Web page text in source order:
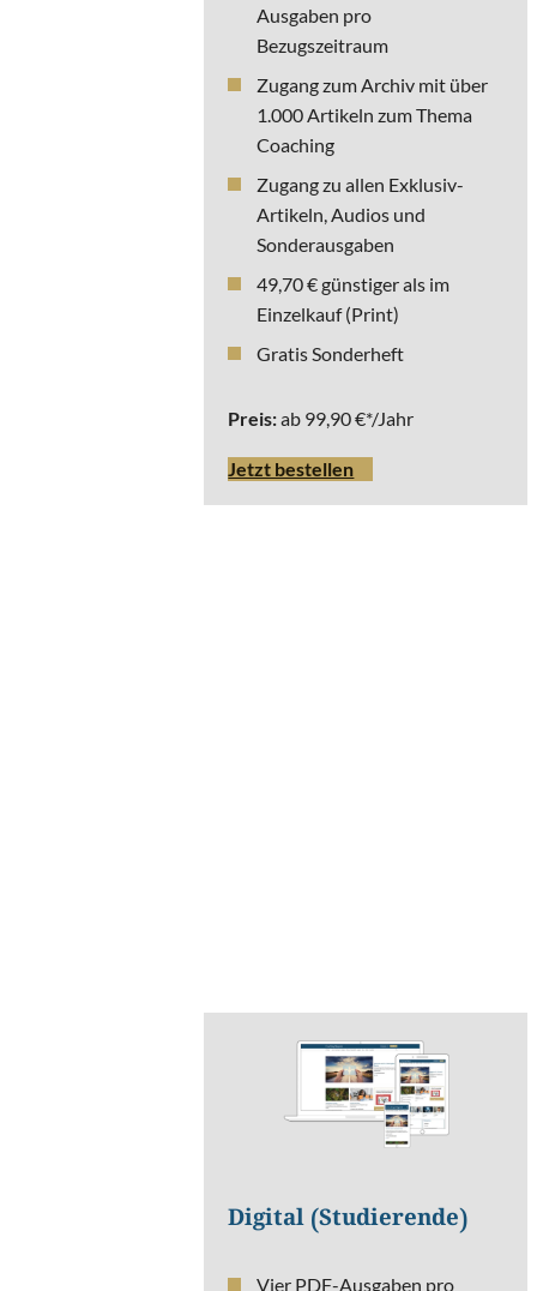
Ausgaben pro
Bezugszeitraum
Zugang zum Archiv mit über
1.000 Artikeln zum Thema
Coaching
Zugang zu allen Exklusiv-
Artikeln, Audios und
Sonderausgaben
49,70 € günstiger als im
Einzelkauf (Print)
Gratis Sonderheft
Preis:ab 99,90 €*/Jahr
Jetzt bestellen
Digital (Studierende)
Vier PDF-Ausgaben pro